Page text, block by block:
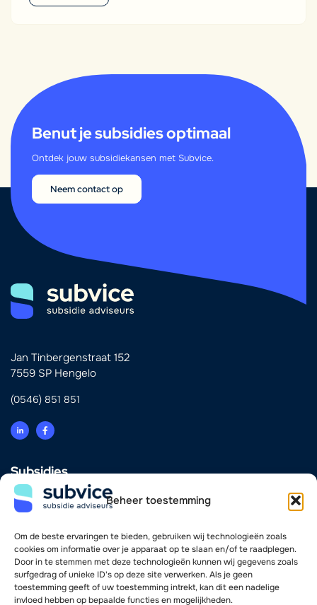
Beheer toestemming
Om de beste ervaringen te bieden, gebruiken wij technologieën zoals
cookies om informatie over je apparaat op te slaan en/of te raadplegen.
Door in te stemmen met deze technologieën kunnen wij gegevens zoals
surfgedrag of unieke ID's op deze site verwerken. Als je geen
toestemming geeft of uw toestemming intrekt, kan dit een nadelige
invloed hebben op bepaalde functies en mogelijkheden.
Jan Tinbergenstraat 152
7559 SP Hengelo
(0546) 851 851
Subsidies
Innovatie
Energie & Verduurzaming
Investering & Financiering
Zorg
Vind je weg
Benut je subsidies optimaal
Ontdek jouw subsidiekansen met Subvice.
Neem contact op